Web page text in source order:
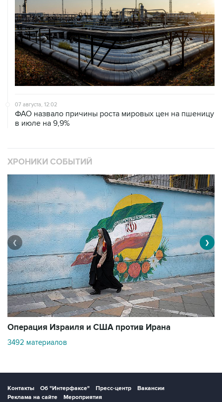
07 августа, 12:02
ФАО назвало причины роста мировых цен на пшеницу
в июле на 9,9%
ХРОНИКИ СОБЫТИЙ
Операция Израиля и США против Ирана
3492 материалов
❮ ❯
Контакты Об "Интерфаксе" Пресс-центр
Вакансии
Реклама на сайте
Мероприятия